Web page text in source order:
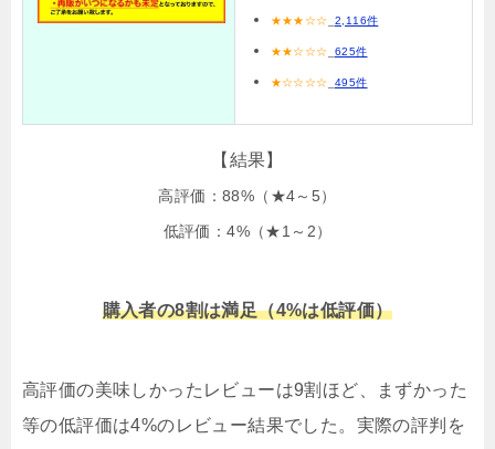
★★★☆☆ 2,116件
★★☆☆☆ 625件
★☆☆☆☆ 495件
【結果】
高評価：88%（★4～5）
低評価：4%（★1～2）
購入者の8割は満足（4%は低評価）
高評価の美味しかったレビューは9割ほど、まずかった
等の低評価は4%のレビュー結果でした。実際の評判を